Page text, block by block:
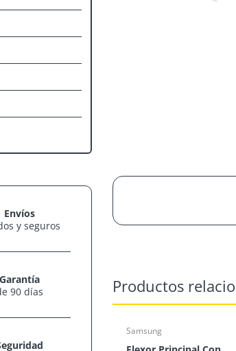
Envíos
y seguros
Garantía
90 días
Productos
Samsung